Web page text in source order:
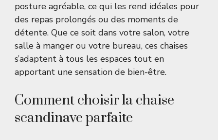
posture agréable, ce qui les rend idéales pour
des repas prolongés ou des moments de
détente. Que ce soit dans votre salon, votre
salle à manger ou votre bureau, ces chaises
s’adaptent à tous les espaces tout en
apportant une sensation de bien-être.
Comment choisir la chaise
scandinave parfaite